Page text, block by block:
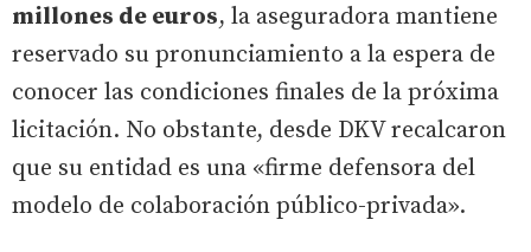
millones de euros, la aseguradora mantiene
reservado su pronunciamiento a la espera de
conocer las condiciones finales de la próxima
licitación. No obstante, desde DKV recalcaron
que su entidad es una «firme defensora del
modelo de colaboración público-privada».